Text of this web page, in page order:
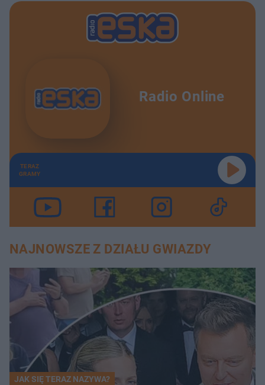
Radio Online
TERAZ
GRAMY
NAJNOWSZE Z DZIAŁU GWIAZDY
JAK SIĘ TERAZ NAZYWA?